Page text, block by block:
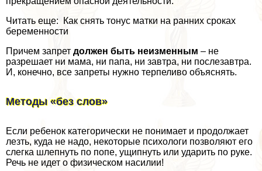
Читать еще: Как снять тонус матки на ранних сроках
беременности
Причем запрет должен быть неизменным – не
разрешает ни мама, ни папа, ни завтра, ни послезавтра.
И, конечно, все запреты нужно терпеливо объяснять.
Методы «без слов»
Если ребенок категорически не понимает и продолжает
лезть, куда не надо, некоторые психологи позволяют его
слегка шлепнуть по попе, ущипнуть или ударить по руке.
Речь не идет о физическом насилии!